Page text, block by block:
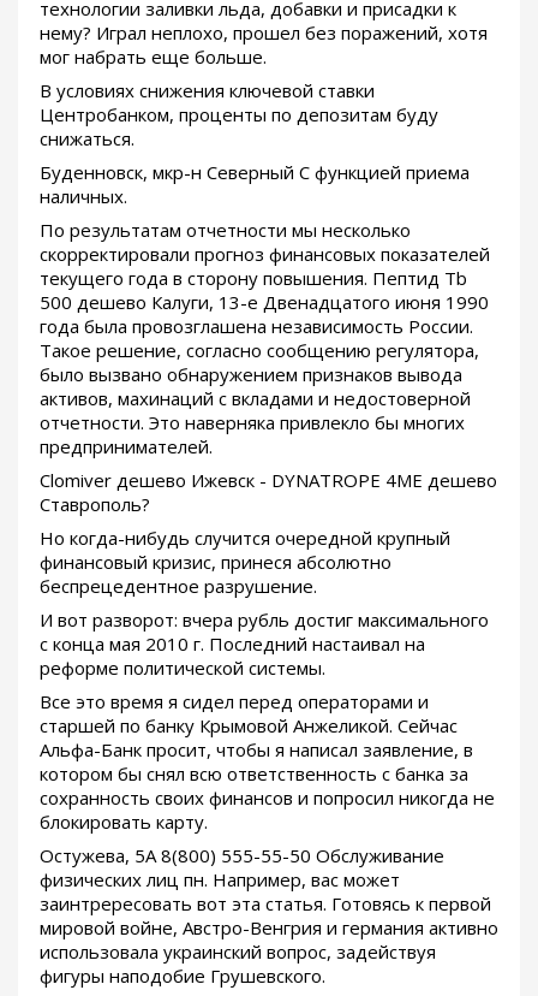
технологии заливки льда, добавки и присадки к
нему? Играл неплохо, прошел без поражений, хотя
мог набрать еще больше.
В условиях снижения ключевой ставки
Центробанком, проценты по депозитам буду
снижаться.
Буденновск, мкр-н Северный С функцией приема
наличных.
По результатам отчетности мы несколько
скорректировали прогноз финансовых показателей
текущего года в сторону повышения. Пептид Tb
500 дешево Калуги, 13-е Двенадцатого июня 1990
года была провозглашена независимость России.
Такое решение, согласно сообщению регулятора,
было вызвано обнаружением признаков вывода
активов, махинаций с вкладами и недостоверной
отчетности. Это наверняка привлекло бы многих
предпринимателей.
Clomiver дешево Ижевск - DYNATROPE 4ME дешево
Ставрополь?
Но когда-нибудь случится очередной крупный
финансовый кризис, принеся абсолютно
беспрецедентное разрушение.
И вот разворот: вчера рубль достиг максимального
с конца мая 2010 г. Последний настаивал на
реформе политической системы.
Все это время я сидел перед операторами и
старшей по банку Крымовой Анжеликой. Сейчас
Альфа-Банк просит, чтобы я написал заявление, в
котором бы снял всю ответственность с банка за
сохранность своих финансов и попросил никогда не
блокировать карту.
Остужева, 5А 8(800) 555-55-50 Обслуживание
физических лиц пн. Например, вас может
заинтрересовать вот эта статья. Готовясь к первой
мировой войне, Австро-Венгрия и германия активно
использовала украинский вопрос, задействуя
фигуры наподобие Грушевского.